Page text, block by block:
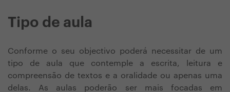
Tipo de aula
Conforme o seu objectivo poderá necessitar de um
tipo de aula que contemple a escrita, leitura e
compreensão de textos e a oralidade ou apenas uma
delas. As aulas poderão ser mais focadas em